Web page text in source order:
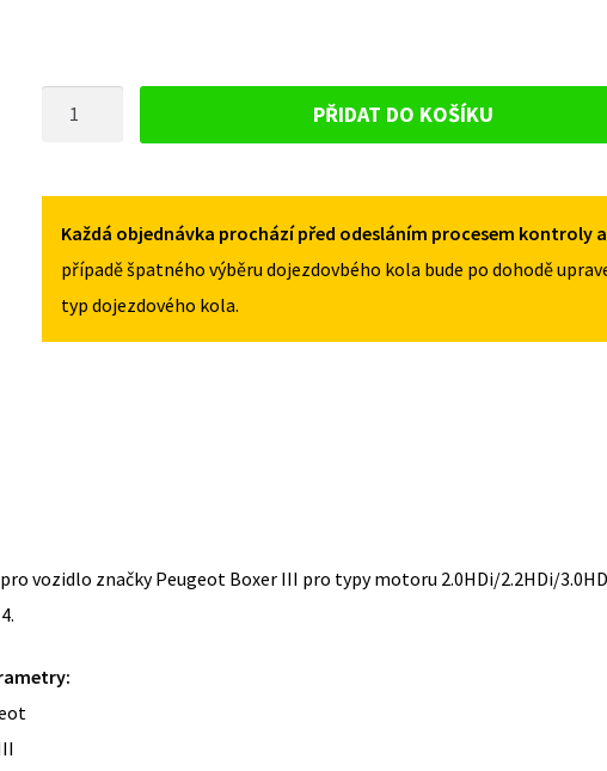
OD
2014
MNOŽSTVÍ
PŘIDAT DO KOŠÍKU
Každá objednávka prochází před odesláním procesem kontroly
případě špatného výběru dojezdovbého kola bude po dohodě
typ dojezdového kola.
vozidlo značky Peugeot Boxer III pro typy motoru 2.0HDi/2.2HDi/